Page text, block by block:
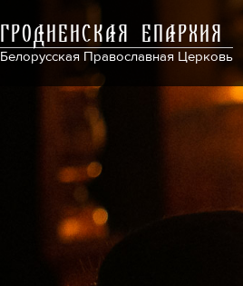
ГРОДНЕНСКАЯ ЕПАРХИЯ
Белорусская Православная Церковь